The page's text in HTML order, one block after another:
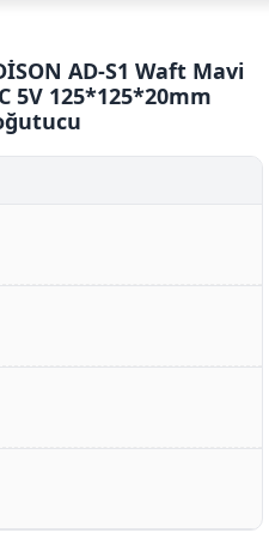
AD-S1 Waft Mavi
5V 125*125*20mm